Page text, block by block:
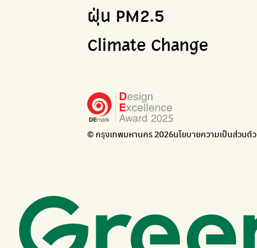
ฝุ่น PM2.5
Climate Change
© กรุงเทพมหานคร 2026นโยบายความเป็นส่วนตัว